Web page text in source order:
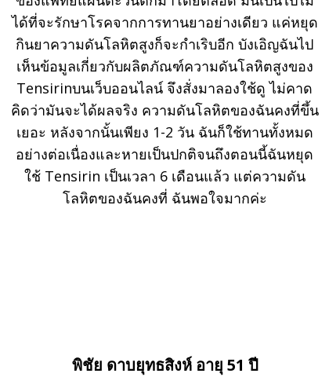
พิชัย ดาบยุทธสิงห์ อายุ 51 ปี
ได้ที่จะรักษาโรคจากการทานยาอย่างเดียว แค่หยุด
กินยาความดันโลหิตสูงก็จะกำเริบอีก บังเอิญฉันไป
เห็นข้อมูลเกี่ยวกับผลิตภัณฑ์ความดันโลหิตสูงของ
Tensirinบนเว็บออนไลน์ จึงสั่งมาลองใช้ดู ไม่คาด
คิดว่ามันจะได้ผลจริง ความดันโลหิตของฉันคงที่ขึ้น
เยอะ หลังจากนั้นเพียง 1-2 วัน ฉันก็ใช้ทานทั้งหมด
อย่างต่อเนื่องและหายเป็นปกติจนถึงตอนนี้ฉันหยุด
ใช้ Tensirin เป็นเวลา 6 เดือนแล้ว แต่ความดัน
โลหิตของฉันคงที่ ฉันพอใจมากค่ะ